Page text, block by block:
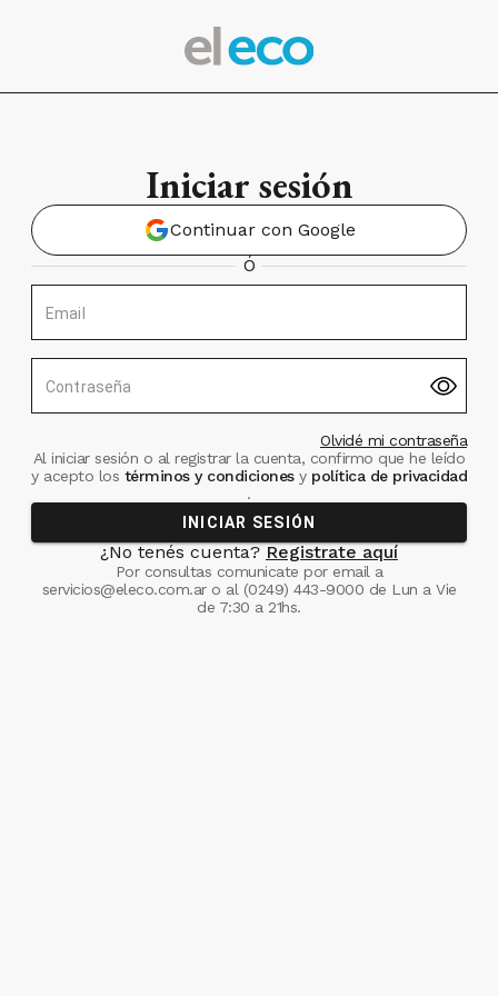
Iniciar sesión
Continuar con Google
Ó
Email
Contraseña
Olvidé mi contraseña
Al iniciar sesión o al registrar la cuenta, confirmo que he leído
y acepto los términos y condiciones ypolítica de privacidad
.
INICIAR SESIÓN
¿No tenés cuenta? Registrate aquí
Por consultas comunicate por email a
servicios@eleco.com.aro al (0249) 443-9000 de Lun a Vie
de 7:30 a 21hs.